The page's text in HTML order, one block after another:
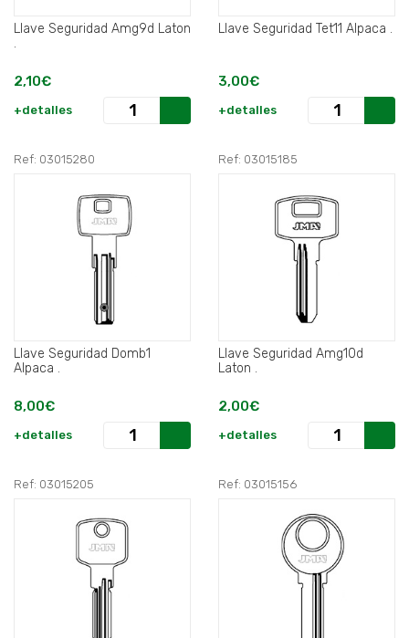
Llave Seguridad Amg9d Laton
.
2,10€
+detalles
Llave Seguridad Tet11 Alpaca .
3,00€
+detalles
Ref: 03015280
Llave Seguridad Domb1
Alpaca .
8,00€
+detalles
Ref: 03015185
Llave Seguridad Amg10d
Laton .
2,00€
+detalles
Ref: 03015205 Ref: 03015156